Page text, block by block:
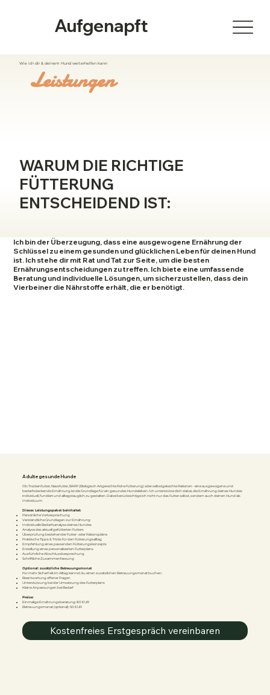
Aufgenapft
Leistungen
Wie ich dir & deinem Hund weiterhelfen kann
WARUM DIE RICHTIGE
FÜTTERUNG
ENTSCHEIDEND IST:
Ich bin der Überzeugung, dass eine ausgewogene Ernährung der
Schlüssel zu einem gesunden und glücklichen Leben für deinen Hund
ist. Ich stehe dir mit Rat und Tat zur Seite, um die besten
Ernährungsentscheidungen zu treffen. Ich biete eine umfassende
Beratung und individuelle Lösungen, um sicherzustellen, dass dein
Vierbeiner die Nährstoffe erhält, die er benötigt.
Adulte gesunde Hunde
Ob Trockenfutter, Nassfutter, BARF (Biologisch Artgerechte Rohe Fütterung) oder selbstgekochte Rationen - eine ausgewogene und
bedarfsdeckende Ernährung ist die Grundlage für ein gesundes Hundeleben. Ich unterstütze dich dabei, die Ernährung deines Hundes
individuell, fundiert und alltagstauglich zu gestalten. Dabei berücksichtige ich nicht nur das Futter selbst, sondern auch deinen Hund als
Individuum.
Dieses Leistungspaket beinhaltet:
Persönliche Vorbesprechung
Verständliche Grundlagen zur Ernährung
Individuelle Bedarfsanalyse deines Hundes
Analyse des aktuell gefütterten Futters
Überprüfung bestehender Futter- oder Rationspläne
Praktische Tipps & Tricks für den Fütterungsalltag
Empfehlung eines passenden Fütterungskonzepts
Erstellung eines personalisierten Futterplans
Ausführliche Abschlussbesprechung
Schriftliche Zusammenfassung
Optional: zusätzliche Betreuungsmonat
Für mehr Sicherheit im Alltag kannst du einen zusätzlichen Betreuungsmonat buchen:
Beantwortung offener Fragen
Unterstützung bei der Umsetzung des Futterplans
Kleine Anpassungen bei Bedarf
Preise:
Einmalige Ernährungsberatung: 80 EUR
Betreuungsmonat (optional): 50 EUR
Kostenfreies Erstgespräch vereinbaren